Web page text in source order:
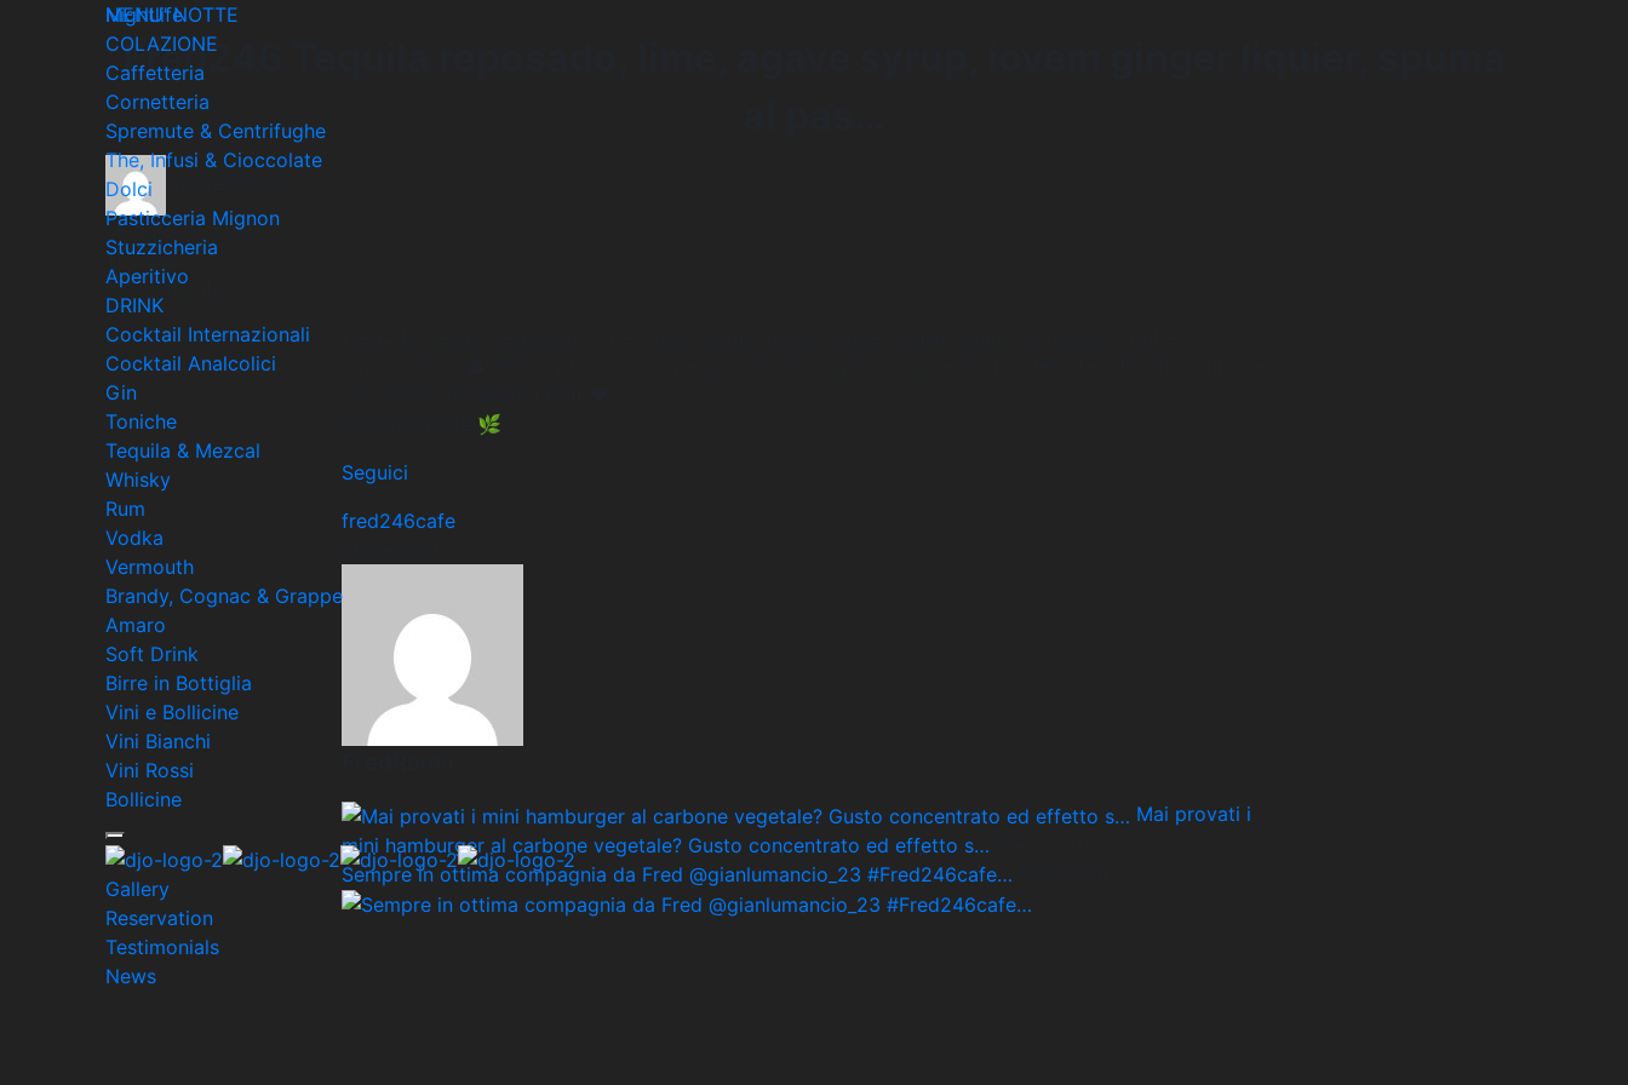
MENU’ NOTTE
COLAZIONE
Caffetteria
Cornetteria
Spremute & Centrifughe
The, Infusi & Cioccolate
Dolci
Pasticceria Mignon
Stuzzicheria
Aperitivo
DRINK
Cocktail Internazionali
Cocktail Analcolici
Gin
Toniche
Tequila & Mezcal
Whisky
Rum
Vodka
Vermouth
Brandy, Cognac & Grappe
Amaro
Soft Drink
Birre in Bottiglia
Vini e Bollicine
Vini Bianchi
Vini Rossi
Bollicine
Gallery
Reservation
Testimonials
News
Nightlife
Fred246 Tequila reposado, lime, agave syrup, iovem ginger liquier, spuma
Maggio 18, 2026
11 Views
0 Comments
#Fred246cafe 🌿
Seguici
fred246cafe
Mai provati i
mini hamburger al carbone vegetale? Gusto concentrato ed effetto s…
Sempre in ottima compagnia da Fred @gianlumancio_23 #Fred246cafe…